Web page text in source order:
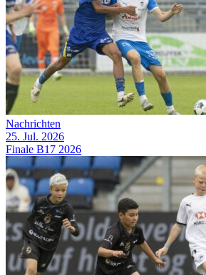
Nachrichten
25. Jul. 2026
Finale B17 2026